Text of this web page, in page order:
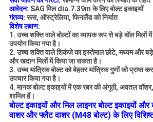
आवेदन: SAG मिल dia.7.39m के लिए बोल्ट इकाइयों
गंतव्य: रूस, ऑस्ट्रेलिया, फिनलैंड को निर्यात
विशेष लक्षण:
1. उच्च शक्ति वाले बोल्टों का व्यापक रूप से बड़े बॉल मिलों
उपयोग किया गया है।
2. उच्च शक्ति वाले शिकंजे का इस्तेमाल छोटे, मध्यम और बड़े
और खदान मिलों में किया जा सकता है।
3. उच्च यांत्रिक बोल्ट को बेहतर यांत्रिक गुणों को प्राप्त
उपचार किया गया है।
4. मानक बोल्ट इकाइयों में एक रबर की अंगूठी, अवतल
शामिल हैं।
बोल्ट इकाइयों और मिल लाइनर बोल्ट इकाइयों और
वाशर और फ्लैट वाशर (M48 बोल्ट) के लिए